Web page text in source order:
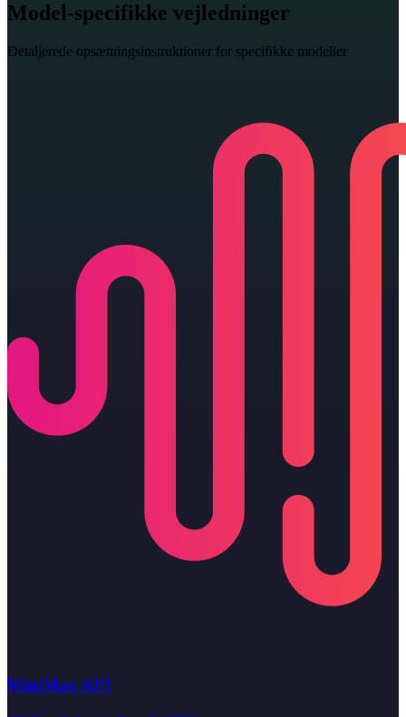
Model-specifikke vejledninger
Detaljerede opsætningsinstruktioner for specifikke modeller
MiniMax API